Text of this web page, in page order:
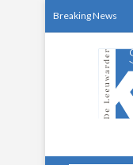
Breaking News